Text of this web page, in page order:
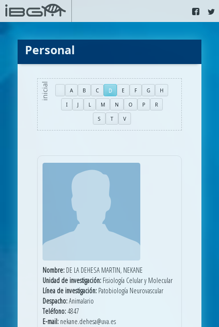
Personal
A B C D E F G H
I J L M N O P R
S T V
Nombre: DE LA DEHESA MARTIN, NEKANE
Unidad de investigación: Fisiología Celular y Molecular
Línea de investigación: Patobiología Neurovascular
Despacho:Animalario
Teléfono:4847
E-mail: nekane.dehesa@uva.es